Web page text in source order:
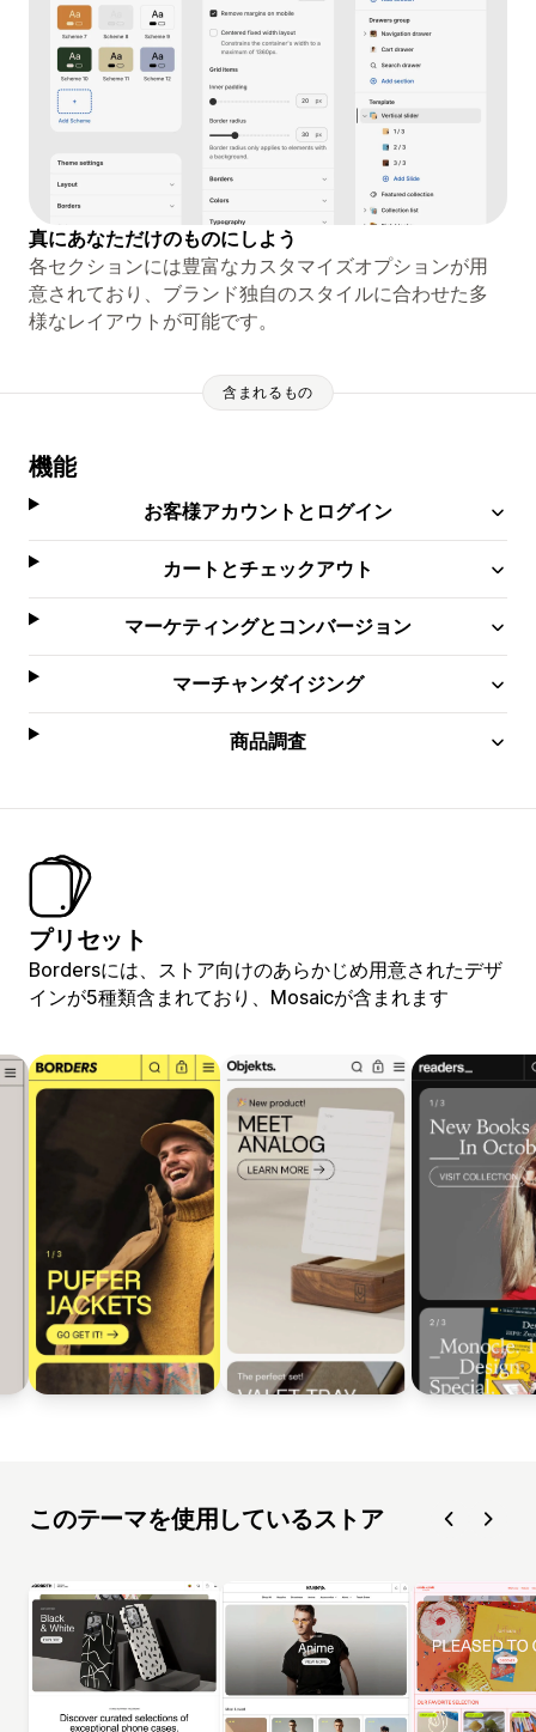
真にあなただけのものにしよう
各セクションには豊富なカスタマイズオプションが用
意されており、ブランド独自のスタイルに合わせた多
様なレイアウトが可能です。
含まれるもの
機能
お客様アカウントとログイン
カートとチェックアウト
マーケティングとコンバージョン
マーチャンダイジング
商品調査
プリセット
Bordersには、ストア向けのあらかじめ用意されたデザ
インが5種類含まれており、Mosaicが含まれます
このテーマを使用しているストア